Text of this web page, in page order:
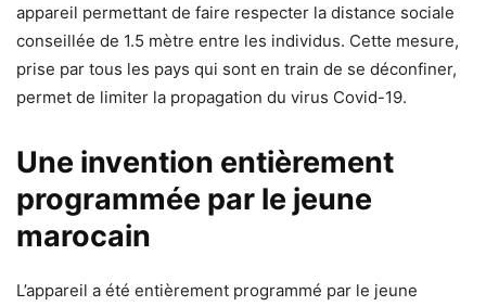
appareil permettant de faire respecter la distance sociale
conseillée de 1.5 mètre entre les individus. Cette mesure,
prise par tous les pays qui sont en train de se déconfiner,
permet de limiter la propagation du virus Covid-19.
Une invention entièrement
programmée par le jeune
marocain
L’appareil a été entièrement programmé par le jeune